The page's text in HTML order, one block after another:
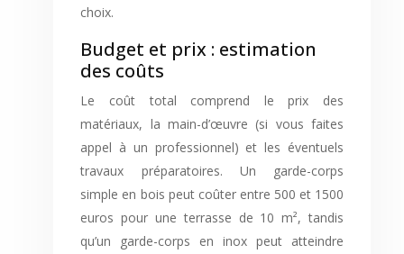
choix.
Budget et prix : estimation
des coûts
Le coût total comprend le prix des
matériaux, la main-d’œuvre (si vous faites
appel à un professionnel) et les éventuels
travaux préparatoires. Un garde-corps
simple en bois peut coûter entre 500 et 1500
euros pour une terrasse de 10 m², tandis
qu’un garde-corps en inox peut atteindre